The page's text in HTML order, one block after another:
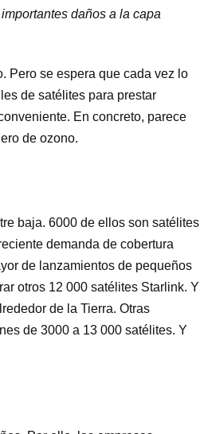
daños a la capa
Pero se espera que cada vez lo
de satélites para prestar
En concreto, parece
de ozono.
baja. 6000 de ellos son satélites
demanda de cobertura
de lanzamientos de pequeños
otros 12 000 satélites Starlink. Y
de la Tierra. Otras
de 3000 a 13 000 satélites. Y